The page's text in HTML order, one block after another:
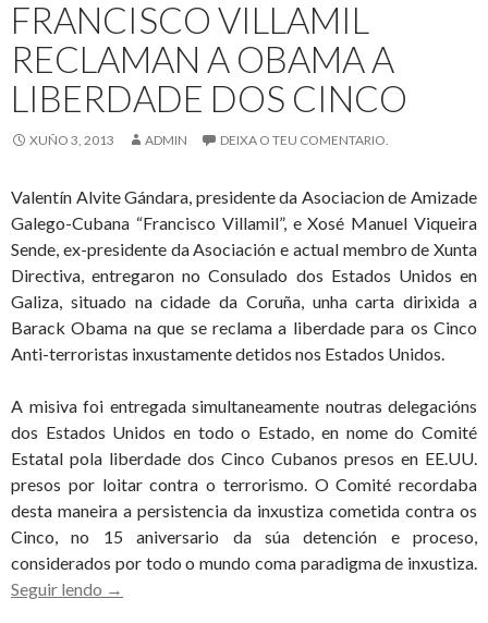
FRANCISCO VILLAMIL
RECLAMAN A OBAMA A
LIBERDADE DOS CINCO
XUÑO 3, 2013 ADMIN DEIXA O TEU COMENTARIO.
Valentín Alvite Gándara, presidente da Asociacion de Amizade
Galego-Cubana “Francisco Villamil”, e Xosé Manuel Viqueira
Sende, ex-presidente da Asociación e actual membro de Xunta
Directiva, entregaron no Consulado dos Estados Unidos en
Galiza, situado na cidade da Coruña, unha carta dirixida a
Barack Obama na que se reclama a liberdade para os Cinco
Anti-terroristas inxustamente detidos nos Estados Unidos.
A misiva foi entregada simultaneamente noutras delegacións
dos Estados Unidos en todo o Estado, en nome do Comité
Estatal pola liberdade dos Cinco Cubanos presos en EE.UU.
presos por loitar contra o terrorismo. O Comité recordaba
desta maneira a persistencia da inxustiza cometida contra os
Cinco, no 15 aniversario da súa detención e proceso,
considerados por todo o mundo coma paradigma de inxustiza.
Seguir lendo Directivos
→